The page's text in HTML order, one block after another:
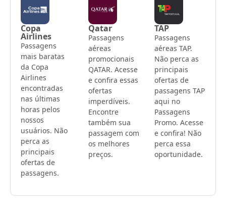
Copa
Airlines
Passagens
mais baratas
da Copa
Airlines
encontradas
nas últimas
horas pelos
nossos
usuários. Não
perca as
principais
ofertas de
passagens.
Qatar
Passagens
aéreas
promocionais
QATAR. Acesse
e confira essas
ofertas
imperdíveis.
Encontre
também sua
passagem com
os melhores
preços.
TAP
Passagens
aéreas TAP.
Não perca as
principais
ofertas de
passagens TAP
aqui no
Passagens
Promo. Acesse
e confira! Não
perca essa
oportunidade.